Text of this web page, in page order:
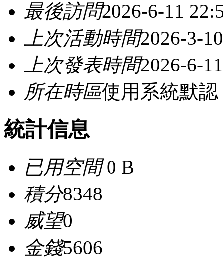
最後訪問2026-6-11
上次活動時間2026-3-
上次發表時間2026-6-
所在時區使用系統默認
統計信息
已用空間0 B
積分8348
威望0
金錢5606